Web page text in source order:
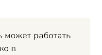
может работать
в